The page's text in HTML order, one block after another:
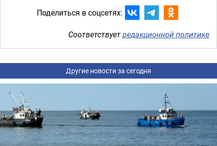
Поделиться в соцсетях:
Соответствуетредакционной политике
Другие новости за сегодня